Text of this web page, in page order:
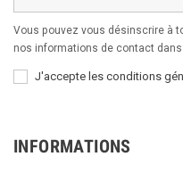
Vous pouvez vous désinscrire à
nos informations de contact
J'accepte les conditions
INFORMATIONS